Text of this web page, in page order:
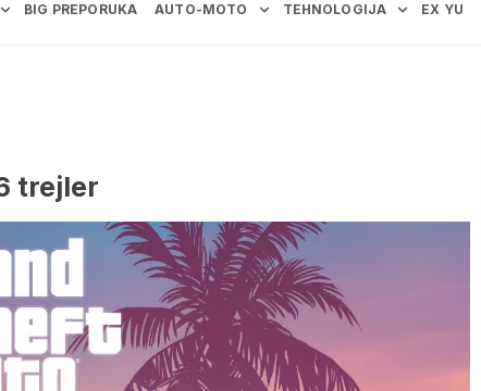
BIG PREPORUKA AUTO-MOTO TEHNOLOGIJA EX YU
trejler